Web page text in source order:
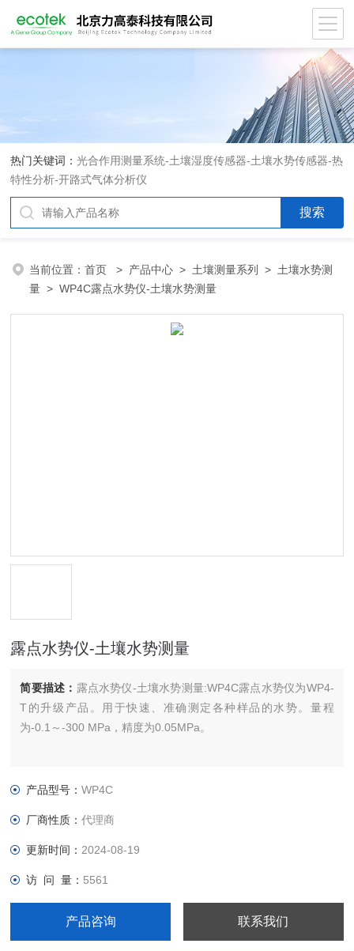
热门关键词：光合作用测量系统-土壤湿度传感器-土壤水势传感器-热
特性分析-开路式气体分析仪
当前位置：首页 > 产品中心 > 土壤测量系列 > 土壤水势测
量 > WP4C露点水势仪-土壤水势测量
露点水势仪-土壤水势测量
简要描述： 露点水势仪-土壤水势测量:WP4C露点水势仪为WP4-
T的升级产品。用于快速、准确测定各种样品的水势。量程
为-0.1～-300 MPa，精度为0.05MPa。
产品型号：WP4C
厂商性质：代理商
更新时间： 2024-08-19
访 问 量： 5561
产品咨询 联系我们